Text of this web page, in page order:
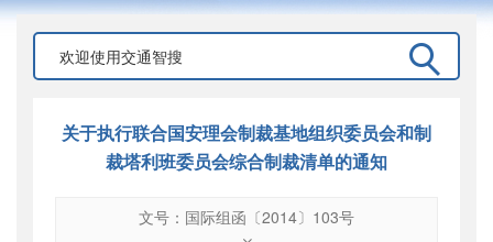
关于执行联合国安理会制裁基地组织委员会和制
裁塔利班委员会综合制裁清单的通知
文号：国际组函〔2014〕103号